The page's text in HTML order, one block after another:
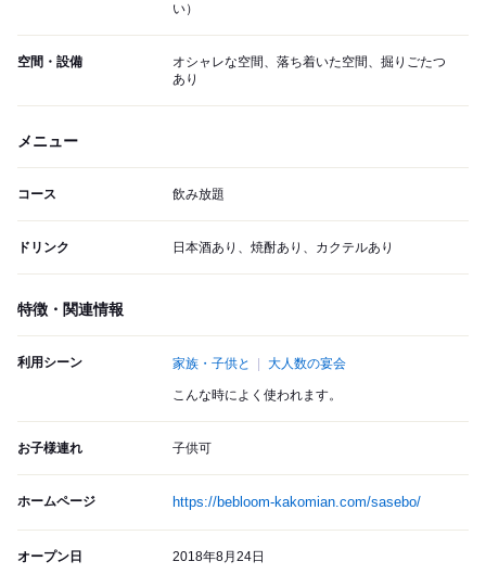
い）
空間・設備
オシャレな空間、落ち着いた空間、掘りごたつ
あり
メニュー
コース 飲み放題
ドリンク 日本酒あり、焼酎あり、カクテルあり
特徴・関連情報
利用シーン 家族・子供と 大人数の宴会
こんな時によく使われます。
お子様連れ 子供可
ホームページ https://bebloom-kakomian.com/sasebo/
オープン日 2018年8月24日